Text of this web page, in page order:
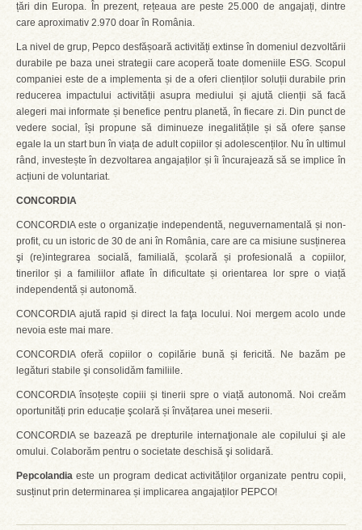
țări din Europa. În prezent, rețeaua are peste 25.000 de angajați, dintre
care aproximativ 2.970 doar în România.
La nivel de grup, Pepco desfășoară activități extinse în domeniul dezvoltării
durabile pe baza unei strategii care acoperă toate domeniile ESG. Scopul
companiei este de a implementa și de a oferi clienților soluții durabile prin
reducerea impactului activității asupra mediului și ajută clienții să facă
alegeri mai informate și benefice pentru planetă, în fiecare zi. Din punct de
vedere social, își propune să diminueze inegalitățile și să ofere șanse
egale la un start bun în viața de adult copiilor și adolescenților. Nu în ultimul
rând, investește în dezvoltarea angajaților și îi încurajează să se implice în
acțiuni de voluntariat.
CONCORDIA
CONCORDIA este o organizație independentă, neguvernamentală și non-
profit, cu un istoric de 30 de ani în România, care are ca misiune susținerea
şi (re)integrarea socială, familială, școlară și profesională a copiilor,
tinerilor și a familiilor aflate în dificultate și orientarea lor spre o viață
independentă și autonomă.
CONCORDIA ajută rapid și direct la faţa locului. Noi mergem acolo unde
nevoia este mai mare.
CONCORDIA oferă copiilor o copilărie bună și fericită. Ne bazăm pe
legături stabile şi consolidăm familiile.
CONCORDIA însoțește copiii și tinerii spre o viață autonomă. Noi creăm
oportunități prin educație şcolară și învățarea unei meserii.
CONCORDIA se bazează pe drepturile internaţionale ale copilului şi ale
omului. Colaborăm pentru o societate deschisă şi solidară.
Pepcolandia este un program dedicat activităților organizate pentru copii,
susținut prin determinarea și implicarea angajaților PEPCO!